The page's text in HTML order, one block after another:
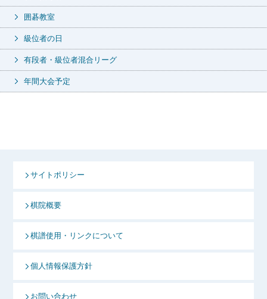
囲碁教室
級位者の日
有段者・級位者混合リーグ
年間大会予定
サイトポリシー
棋院概要
棋譜使用・リンクについて
個人情報保護方針
お問い合わせ